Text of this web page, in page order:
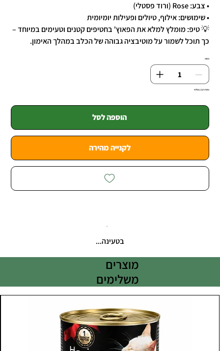
• צבע: Rose (ורוד פסטלי)
• שימושים: אילוף, טיולים ופעילות יומיומית
💡 טיפ: מומלץ למלא את הפאוץ' בחטיפים קטנים וטעימים במיוחד –
כך תוכל לשמור על מוטיבציה גבוהה של הכלב במהלך האימון.
כמות
נותרו רק 2 במלאי
הוספה לסל
לקנייה מהירה
בטעינה...
מוצרים
משלימים